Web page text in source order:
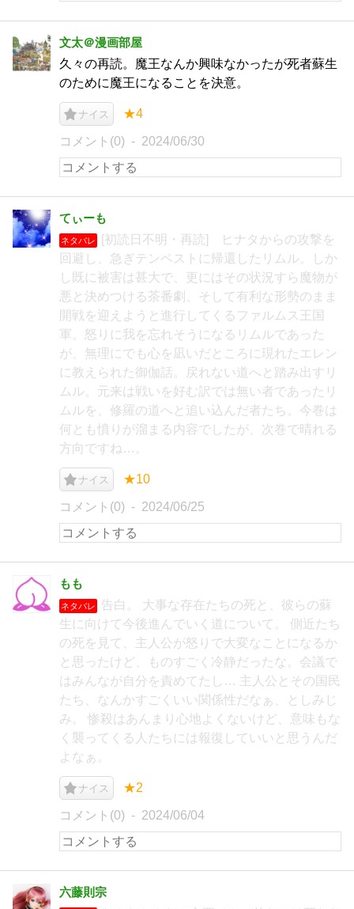
文太＠漫画部屋
久々の再読。魔王なんか興味なかったが死者蘇生
のために魔王になることを決意。
ナイス ★4
コメント(0) 2024/06/30
てぃーも
ネタバレ
[初読日不明・再読] ヒナタからの攻撃を
回避し、急ぎテンペストに帰還したリムル。しか
し既に被害は甚大で、更にはその状況すら魔物が
悪と決めつける茶番劇、そして有利な形勢のまま
開戦を迎えようと進行してくるファルムス王国
軍。怒りに我を忘れそうになるリムルであった
が、無理にでも心を凪いだところに現れたエレン
に教えられた御伽話。戻れない道へと踏み出すリ
ムル。元来は戦いを好む訳では無い者であったリ
ムルを、修羅の道へと追い込んだ者たち。今巻は
何とも憤りが溜まる内容でしたが、次巻で晴れる
方向ですね…。
ナイス ★10
コメント(0) 2024/06/25
もも
ネタバレ
告白。 大事な存在たちの死と、彼らの蘇
生に向けて今後進んでいく道について。 側近たち
の死を見て、主人公が怒りで大変なことになるか
と思ったけど、ものすごく冷静だったな。会議で
はみんなが自分を責めてたし… 主人公とその国民
たち、なんかすごくいい関係性だなぁ、としみじ
み。 惨殺はあんまり心地よくないけど、意味もな
く襲ってくる人たちには報復していいと思うんだ
よなぁ。
ナイス ★2
コメント(0) 2024/06/04
六藤則宗